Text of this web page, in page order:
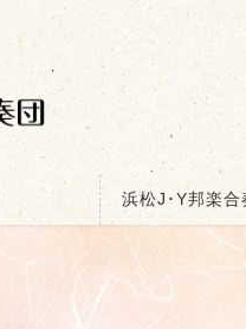
浜松J･Y邦楽合